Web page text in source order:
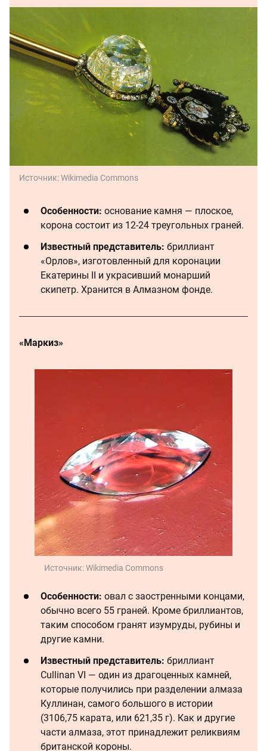
Источник:Wikimedia Commons
Особенности: основание камня — плоское,
корона состоит из 12-24 треугольных граней.
Известный представитель: бриллиант
«Орлов», изготовленный для коронации
Екатерины II и украсивший монарший
скипетр. Хранится в Алмазном фонде.
«Маркиз»
Источник:Wikimedia Commons
Особенности: овал с заостренными концами,
обычно всего 55 граней. Кроме бриллиантов,
таким способом гранят изумруды, рубины и
другие камни.
Известный представитель: бриллиант
Cullinan VI — один из драгоценных камней,
которые получились при разделении алмаза
Куллинан, самого большого в истории
(3106,75 карата, или 621,35 г). Как и другие
части алмаза, этот принадлежит реликвиям
британской короны.